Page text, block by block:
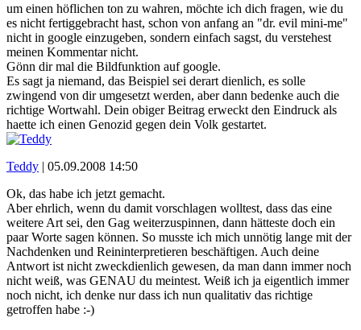
um einen höflichen ton zu wahren, möchte ich dich fragen, wie du
es nicht fertiggebracht hast, schon von anfang an "dr. evil mini-me"
nicht in google einzugeben, sondern einfach sagst, du verstehest
meinen Kommentar nicht.
Gönn dir mal die Bildfunktion auf google.
Es sagt ja niemand, das Beispiel sei derart dienlich, es solle
zwingend von dir umgesetzt werden, aber dann bedenke auch die
richtige Wortwahl. Dein obiger Beitrag erweckt den Eindruck als
haette ich einen Genozid gegen dein Volk gestartet.
Teddy | 05.09.2008 14:50
Ok, das habe ich jetzt gemacht.
Aber ehrlich, wenn du damit vorschlagen wolltest, dass das eine
weitere Art sei, den Gag weiterzuspinnen, dann hätteste doch ein
paar Worte sagen können. So musste ich mich unnötig lange mit der
Nachdenken und Reininterpretieren beschäftigen. Auch deine
Antwort ist nicht zweckdienlich gewesen, da man dann immer noch
nicht weiß, was GENAU du meintest. Weiß ich ja eigentlich immer
noch nicht, ich denke nur dass ich nun qualitativ das richtige
getroffen habe :-)